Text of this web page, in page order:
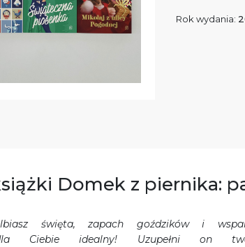
Rok wydania:
Domek z piernika:
święta, zapach goździków i
Ciebie idealny! Uzupełni on